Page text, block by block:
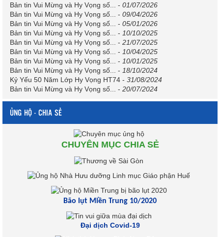
Bản tin Vui Mừng và Hy Vọng số... - 01/07/2026
Bản tin Vui Mừng và Hy Vọng số... - 09/04/2026
Bản tin Vui Mừng và Hy Vọng số... - 05/01/2026
Bản tin Vui Mừng và Hy Vọng số... - 10/10/2025
Bản tin Vui Mừng và Hy Vọng số... - 21/07/2025
Bản tin Vui Mừng và Hy Vọng số... - 10/04/2025
Bản tin Vui Mừng và Hy Vọng số... - 10/01/2025
Bản tin Vui Mừng và Hy Vọng số... - 18/10/2024
Kỷ Yếu 50 Năm Lớp Hy Vọng HT74 - 31/08/2024
Bản tin Vui Mừng và Hy Vọng số... - 20/07/2024
ỦNG HỘ - CHIA SẺ
CHUYÊN MỤC CHIA SẺ
Bão lụt Miền Trung 10/2020
Đại dịch Covid-19